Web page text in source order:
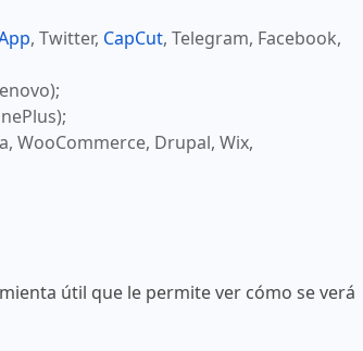
, Twitter, CapCut, Telegram, Facebook,
WooCommerce, Drupal, Wix,
útil que le permite ver cómo se verá